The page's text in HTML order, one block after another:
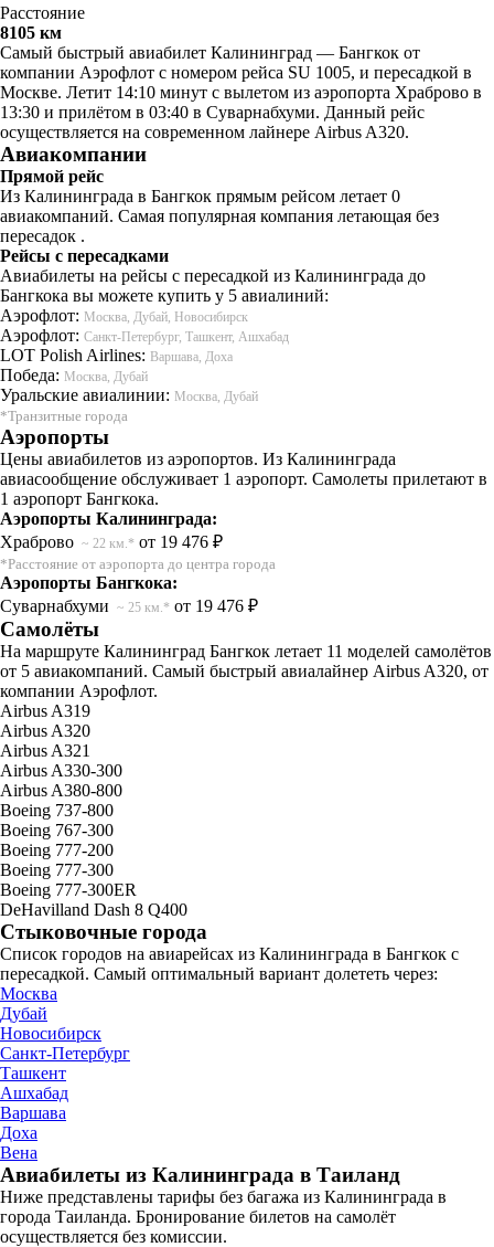
Расстояние
8105 км
Самый быстрый авиабилет Калининград — Бангкок от
компании Аэрофлот с номером рейса SU 1005, и пересадкой в
Москве. Летит 14:10 минут с вылетом из аэропорта Храброво в
13:30 и прилётом в 03:40 в Суварнабхуми. Данный рейс
осуществляется на современном лайнере Airbus A320.
Авиакомпании
Прямой рейс
Из Калининграда в Бангкок прямым рейсом летает 0
авиакомпаний. Самая популярная компания летающая без
пересадок .
Рейсы с пересадками
Авиабилеты на рейсы с пересадкой из Калининграда до
Бангкока вы можете купить у 5 авиалиний:
Аэрофлот: Москва, Дубай, Новосибирск
Аэрофлот: Санкт-Петербург, Ташкент, Ашхабад
LOT Polish Airlines: Варшава, Доха
Победа: Москва, Дубай
Уральские авиалинии: Москва, Дубай
*Транзитные города
Аэропорты
Цены авиабилетов из аэропортов. Из Калининграда
авиасообщение обслуживает 1 аэропорт. Самолеты прилетают в
1 аэропорт Бангкока.
Аэропорты Калининграда:
Храброво ~ 22 км.* от 19 476 ₽
*Расстояние от аэропорта до центра города
Аэропорты Бангкока:
Суварнабхуми ~ 25 км.* от 19 476 ₽
Самолёты
На маршруте Калининград Бангкок летает 11 моделей самолётов
от 5 авиакомпаний. Самый быстрый авиалайнер Airbus A320, от
компании Аэрофлот.
Airbus A319
Airbus A320
Airbus A321
Airbus A330-300
Airbus A380-800
Boeing 737-800
Boeing 767-300
Boeing 777-200
Boeing 777-300
Boeing 777-300ER
DeHavilland Dash 8 Q400
Стыковочные города
Список городов на авиарейсах из Калининграда в Бангкок с
пересадкой. Самый оптимальный вариант долететь через:
Москва
Дубай
Новосибирск
Санкт-Петербург
Ташкент
Ашхабад
Варшава
Доха
Вена
Авиабилеты из Калининграда в Таиланд
Ниже представлены тарифы без багажа из Калининграда в
города Таиланда. Бронирование билетов на самолёт
осуществляется без комиссии.